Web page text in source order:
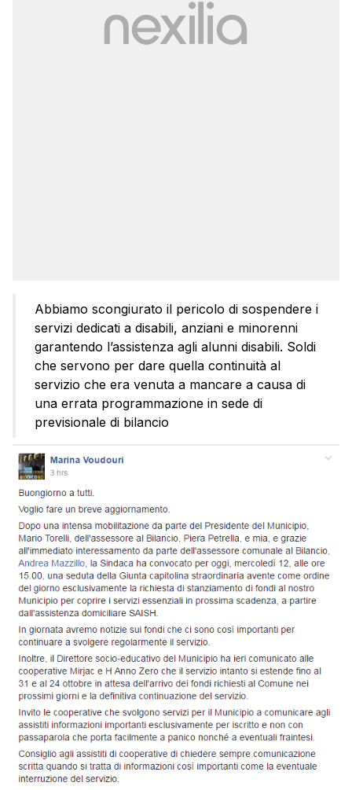
Abbiamo scongiurato il pericolo di sospendere i
servizi dedicati a disabili, anziani e minorenni
garantendo l’assistenza agli alunni disabili. Soldi
che servono per dare quella continuità al
servizio che era venuta a mancare a causa di
una errata programmazione in sede di
previsionale di bilancio